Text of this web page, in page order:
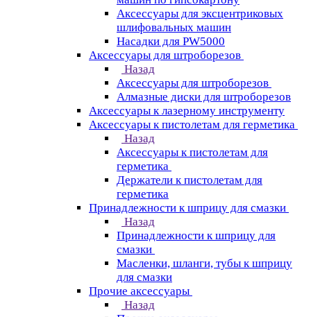
Аксессуары для эксцентриковых
шлифовальных машин
Насадки для PW5000
Аксессуары для штроборезов
Назад
Аксессуары для штроборезов
Алмазные диски для штроборезов
Аксессуары к лазерному инструменту
Аксессуары к пистолетам для герметика
Назад
Аксессуары к пистолетам для
герметика
Держатели к пистолетам для
герметика
Принадлежности к шприцу для смазки
Назад
Принадлежности к шприцу для
смазки
Масленки, шланги, тубы к шприцу
для смазки
Прочие аксессуары
Назад